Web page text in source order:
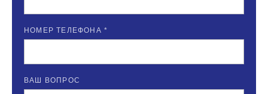
НОМЕР ТЕЛЕФОНА *
ВАШ ВОПРОС